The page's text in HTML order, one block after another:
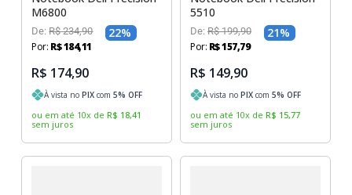
M6800
De:R$ 234,90 22%
Por: R$184,11
R$ 174,90
À vista noPIX com5% OFF
ou em até 10x de R$ 18,41
sem juros
5510
De: R$ 199,90 21%
Por: R$157,79
R$ 149,90
À vista no PIX com 5% OFF
ou em até 10x de R$ 15,77
sem juros